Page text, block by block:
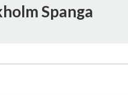
Spanga